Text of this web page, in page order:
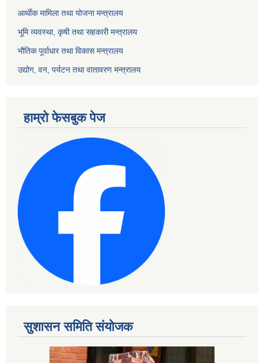
आर्थीक मामिला तथा योजना मन्त्रालय
भूमि व्यवस्था, कृषी तथा सहकारी मन्त्रालय
भौतिक पूर्वाधार तथा विकास मन्त्रालय
उद्योग, वन, पर्यटन तथा वातावरण मन्त्रालय
हाम्रो फेसबुक पेज
सुशासन समिति संयोजक